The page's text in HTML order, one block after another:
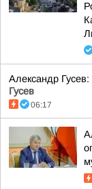
Александр
Гусев
06:17